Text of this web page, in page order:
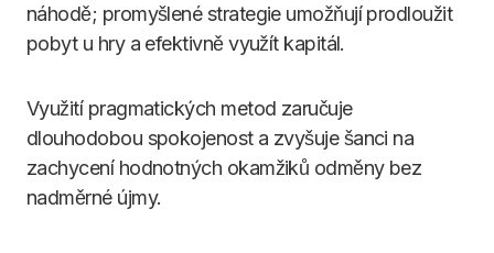
náhodě; promyšlené strategie umožňují prodloužit
pobyt u hry a efektivně využít kapitál.
Využití pragmatických metod zaručuje
dlouhodobou spokojenost a zvyšuje šanci na
zachycení hodnotných okamžiků odměny bez
nadměrné újmy.